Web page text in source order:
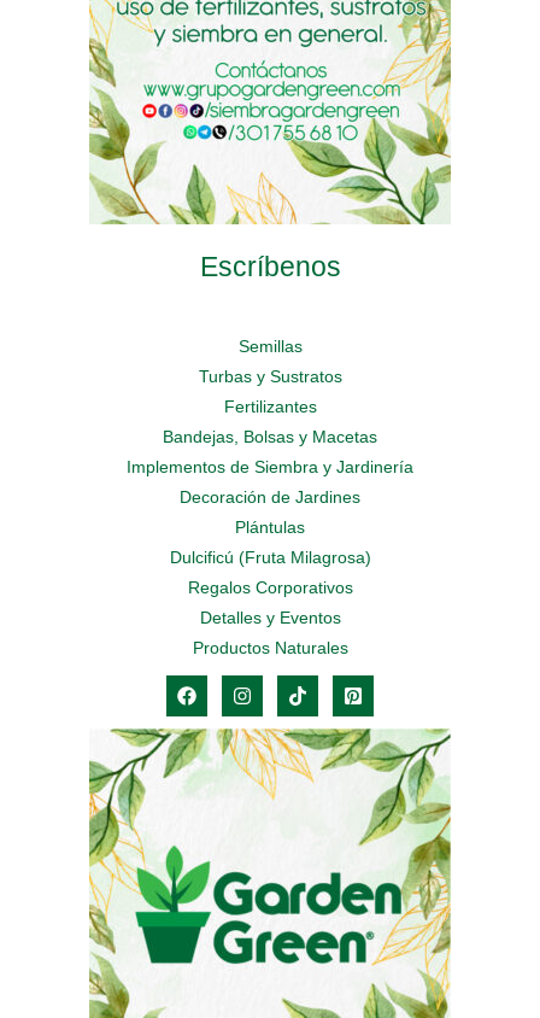
page
product
page
product
page
Escríbenos
Semillas
Turbas y Sustratos
Fertilizantes
Bandejas, Bolsas y Macetas
Implementos de Siembra y Jardinería
Decoración de Jardines
Plántulas
Dulcificú (Fruta Milagrosa)
Regalos Corporativos
Detalles y Eventos
Productos Naturales